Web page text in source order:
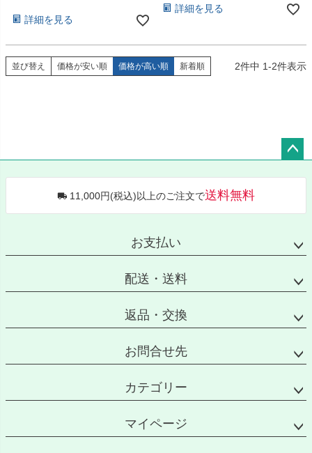
詳細を見る
詳細を見る
並び替え 価格が安い順 価格が高い順 新着順 2件中 1-2件表示
へ
11,000円(税込)以上のご注文で送料無料
お支払い
配送・送料
返品・交換
お問合せ先
カテゴリー
マイページ